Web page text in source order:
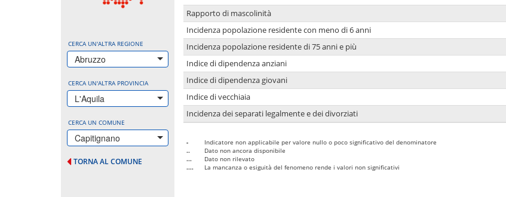
CERCA UN'ALTRA REGIONE
Abruzzo
CERCA UN'ALTRA PROVINCIA
L'Aquila
CERCA UN COMUNE
Capitignano
TORNA AL COMUNE
Rapporto di mascolinità
Incidenza popolazione residente con meno di 6 anni
Incidenza popolazione residente di 75 anni e più
Indice di dipendenza anziani
Indice di dipendenza giovani
Indice di vecchiaia
Incidenza dei separati legalmente e dei divorziati
-
Indicatore non applicabile per valore nullo o poco significativo del denominatore
..
Dato non ancora disponibile
...
Dato non rilevato
....
La mancanza o esiguità del fenomeno rende i valori non significativi